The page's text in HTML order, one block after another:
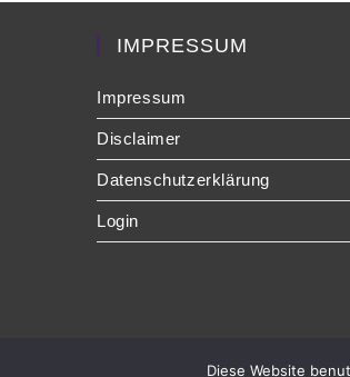
IMPRESSUM
Impressum
Disclaimer
Datenschutzerklärung
Login
Diese Website